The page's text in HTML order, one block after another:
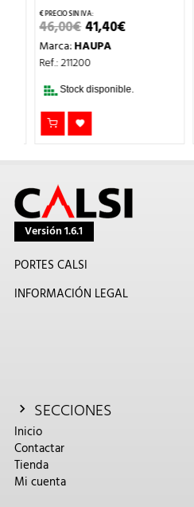
46,00€EL
PRECIO
ORIGINAL
ERA:
41,40€EL
PRECIO
Marca:HAUPA
Ref.: 211200
Stock disponible.
Versión 1.6.1
PORTES CALSI
INFORMACIÓN LEGAL
SECCIONES
Inicio
Contactar
Tienda
Mi cuenta